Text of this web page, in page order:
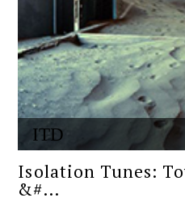
ITD
Isolation Tunes:
&#...